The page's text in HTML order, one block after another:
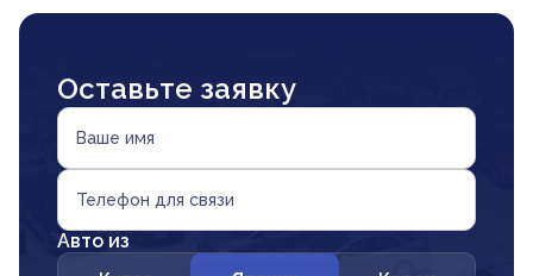
Оставьте заявку
Ваше имя
Телефон для связи
Авто из